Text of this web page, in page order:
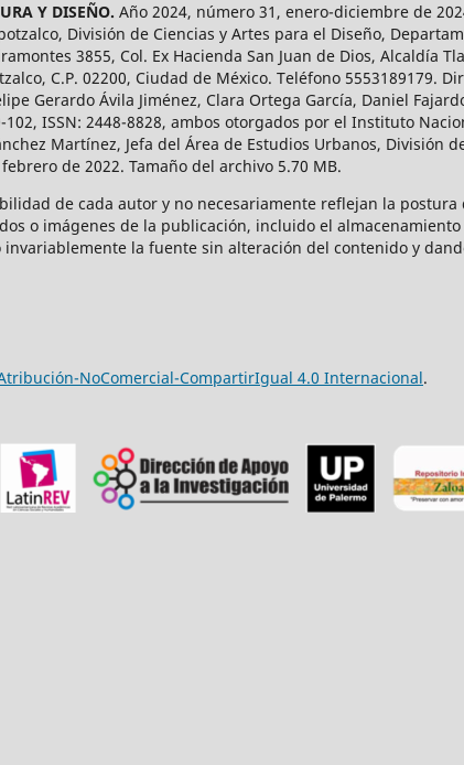
Y DISEÑO. Año 2024, número 31, enero-diciembre de
División de Ciencias y Artes para el Diseño,
3855, Col. Ex Hacienda San Juan de Dios, Alcaldía
C.P. 02200, Ciudad de México. Teléfono 5553189179.
Gerardo Ávila Jiménez, Clara Ortega García, Daniel
ISSN: 2448-8828, ambos otorgados por el Instituto
Martínez, Jefa del Área de Estudios Urbanos, División
de 2022. Tamaño del archivo 5.70 MB.
de cada autor y no necesariamente reflejan la
o imágenes de la publicación, incluido el
la fuente sin alteración del contenido y
NoComercial-CompartirIgual 4.0 Internacional.